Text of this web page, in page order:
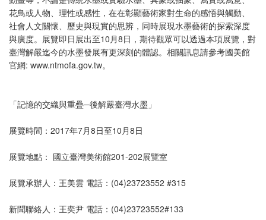
花鳥或人物、理性或感性，在在彰顯藝術家對生命的感悟與觸動、
社會人文關懷、歷史與現實的思辨，同時展現水墨藝術的探索深度
與廣度。展覽即日展出至10月8日，期待觀眾可以透過本項展覽，對
臺灣解嚴迄今的水墨發展有更深刻的體認。相關訊息請參考國美館
官網: www.ntmofa.gov.tw。
「記憶的交織與重疊─後解嚴臺灣水墨」
展覽時間：2017年7月8日至10月8日
展覽地點： 國立臺灣美術館201-202展覽室
展覽承辦人：王美雲 電話：(04)23723552 #315
新聞聯絡人：王奕尹 電話：(04)23723552#133